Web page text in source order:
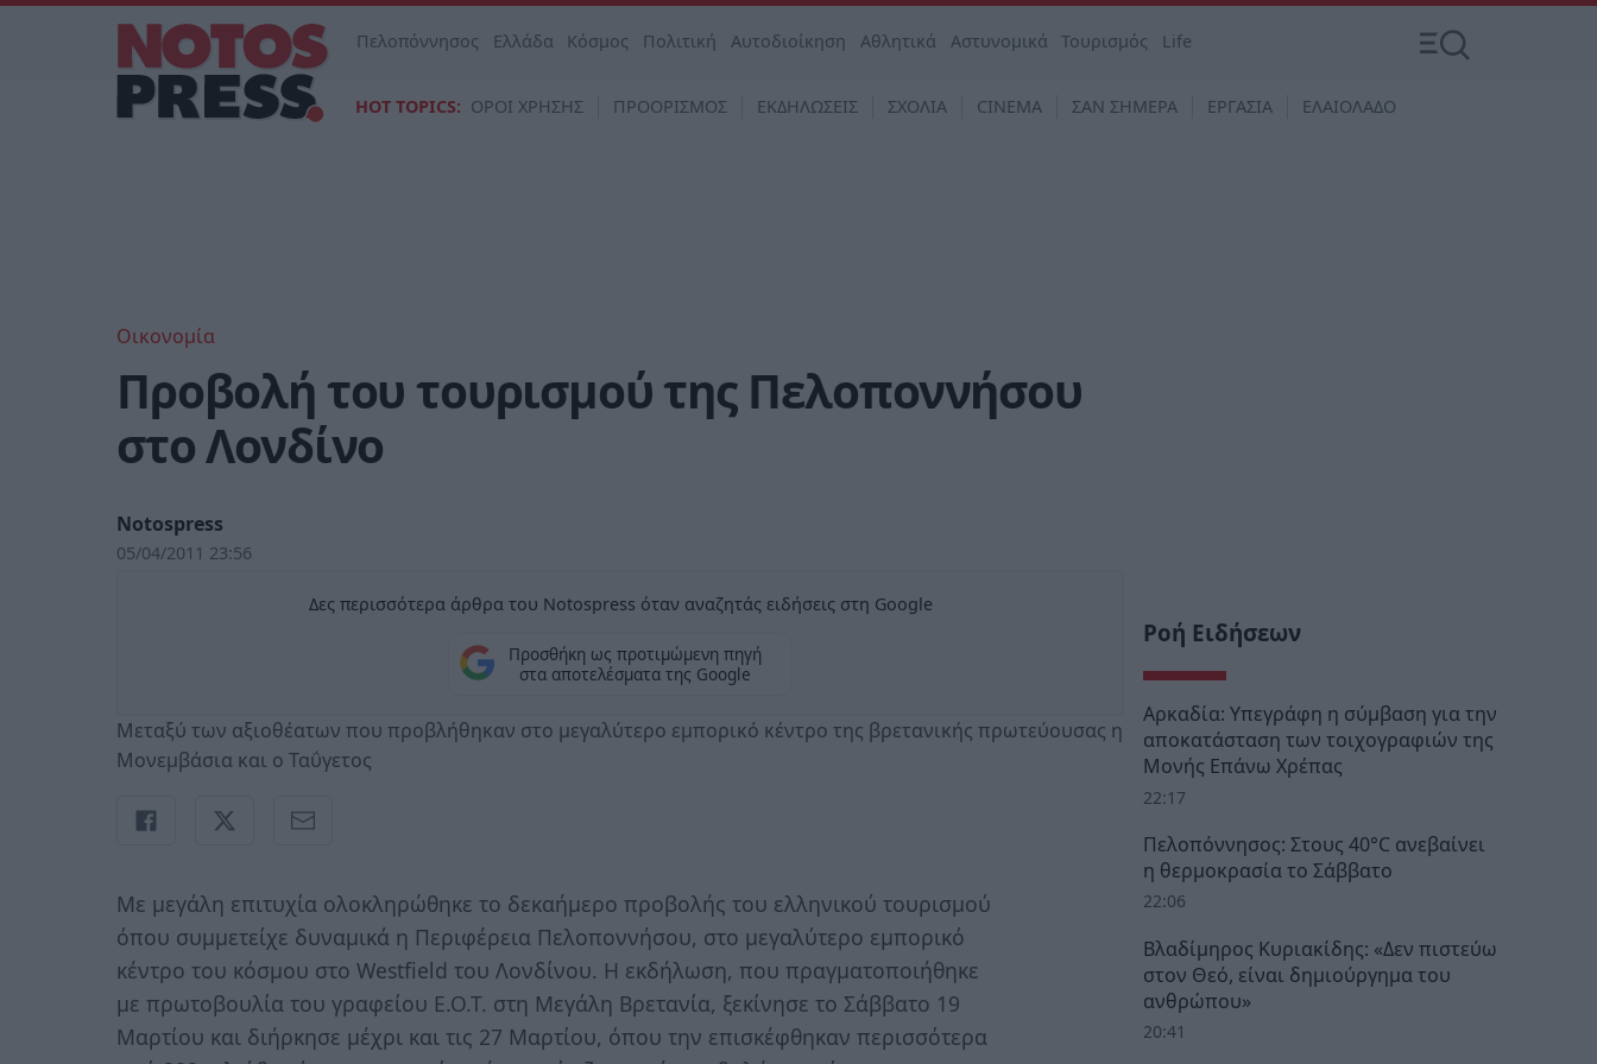
Πελοπόννησος Ελλάδα Κόσμος Πολιτική Αυτοδιοίκηση Αθλητικά Αστυνομικά Τουρισμός Life
HOT TOPICS: ΟΡΟΙ ΧΡΗΣΗΣ ΠΡΟΟΡΙΣΜΟΣ ΕΚΔΗΛΩΣΕΙΣ ΣΧΟΛΙΑ CINEMA ΣΑΝ ΣΗΜΕΡΑ ΕΡΓΑΣΙΑ ΕΛΑΙΟΛΑΔΟ
Οικονομία
Προβολή του τουρισμού της Πελοποννήσου
στο Λονδίνο
Notospress
05/04/2011 23:56
Δες περισσότερα άρθρα του Notospress όταν αναζητάς ειδήσεις στη Google
Προσθήκη ως προτιμώμενη πηγή
στα αποτελέσματα της Google
Μεταξύ των αξιοθέατων που προβλήθηκαν στο μεγαλύτερο εμπορικό κέντρο της βρετανικής πρωτεύουσας η
Μονεμβάσια και ο Ταΰγετος
Με μεγάλη επιτυχία ολοκληρώθηκε το δεκαήμερο προβολής του ελληνικού τουρισμού
όπου συμμετείχε δυναμικά η Περιφέρεια Πελοποννήσου, στο μεγαλύτερο εμπορικό
κέντρο του κόσμου στο Westfield του Λονδίνου. Η εκδήλωση, που πραγματοποιήθηκε
με πρωτοβουλία του γραφείου Ε.Ο.Τ. στη Μεγάλη Βρετανία, ξεκίνησε το Σάββατο 19
Μαρτίου και διήρκησε μέχρι και τις 27 Μαρτίου, όπου την επισκέφθηκαν περισσότερα
Ροή Ειδήσεων
Αρκαδία: Υπεγράφη η σύμβαση για την
αποκατάσταση των τοιχογραφιών της
Μονής Επάνω Χρέπας
22:17
Πελοπόννησος: Στους 40°C ανεβαίνει
η θερμοκρασία το Σάββατο
22:06
Βλαδίμηρος Κυριακίδης: «Δεν πιστεύω
στον Θεό, είναι δημιούργημα του
ανθρώπου»
20:41